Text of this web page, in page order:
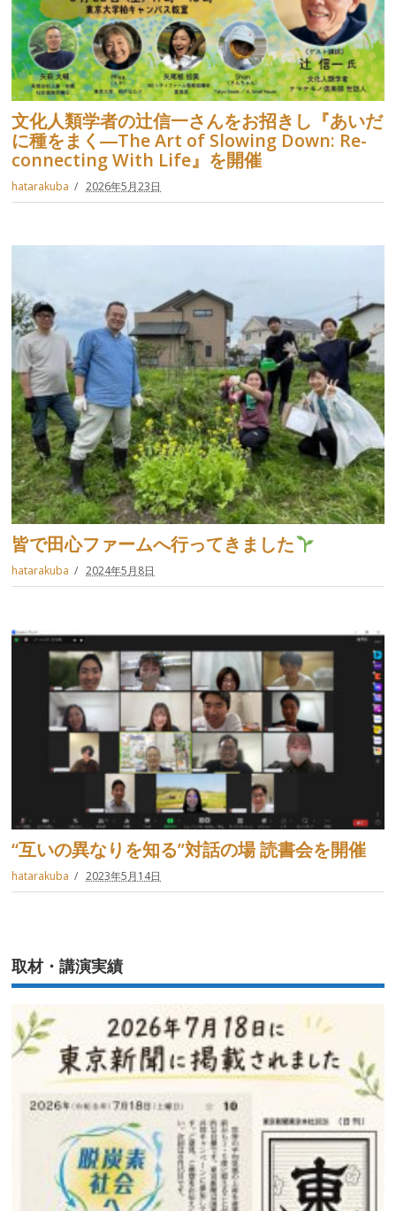
文化人類学者の辻信一さんをお招きし『あいだ
に種をまく―The Art of Slowing Down: Re-
connecting With Life』を開催
hatarakuba 2026年5月23日
皆で田心ファームへ行ってきました
hatarakuba 2024年5月8日
“互いの異なりを知る”対話の場 読書会を開催
hatarakuba 2023年5月14日
取材・講演実績